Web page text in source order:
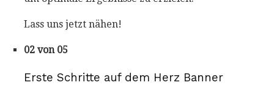
Lass uns jetzt nähen!
02 von 05
Erste Schritte auf dem Herz Banner